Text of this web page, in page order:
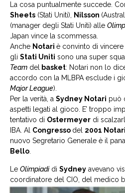
La cosa puntualmente succede.
Sheets (Stati Uniti), Nilsson
(manager degli Stati Uniti) alle
Japan vince la scommessa.
Anche Notari è convinto di vincere
gli Stati Uniti sono una super
Team del basket: Notari non lo
accordo con la MLBPA esclude i
Major League).
Per la verità, a Sydney Notari può
aspetti legati al gioco. E’ troppo
tentativo di Ostermeyer di
IBA. Al Congresso del 2001 Notari
nuovo Segretario Generale è il
Bello
Le Olimpiadidi Sydney avevano
coordinatore del CIO, del medico